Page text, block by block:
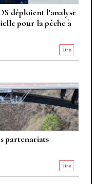
déploient l'analyse
pour la pêche à
Lire
partenariats
Lire